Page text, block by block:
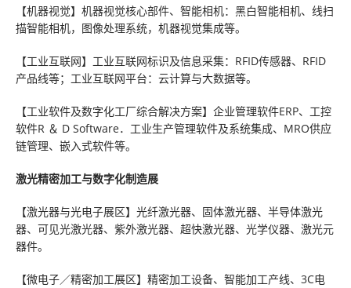
【机器视觉】机器视觉核心部件、智能相机：黑白智能相机、线扫
描智能相机，图像处理系统，机器视觉集成等。
【工业互联网】工业互联网标识及信息采集：RFID传感器、RFID
产品线等；工业互联网平台：云计算与大数据等。
【工业软件及数字化工厂综合解决方案】企业管理软件ERP、工控
软件R ＆ D Software．工业生产管理软件及系统集成、MRO供应
链管理、嵌入式软件等。
激光精密加工与数字化制造展
【激光器与光电子展区】光纤激光器、固体激光器、半导体激光
器、可见光激光器、紫外激光器、超快激光器、光学仪器、激光元
器件。
【微电子／精密加工展区】精密加工设备、智能加工产线、3C电